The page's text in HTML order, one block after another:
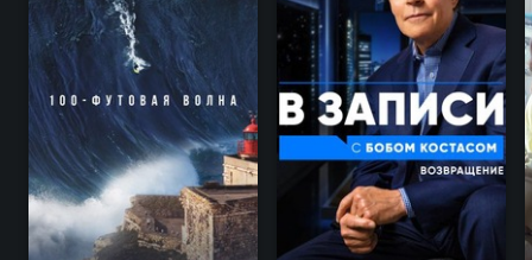
8.3 8.1 6.5